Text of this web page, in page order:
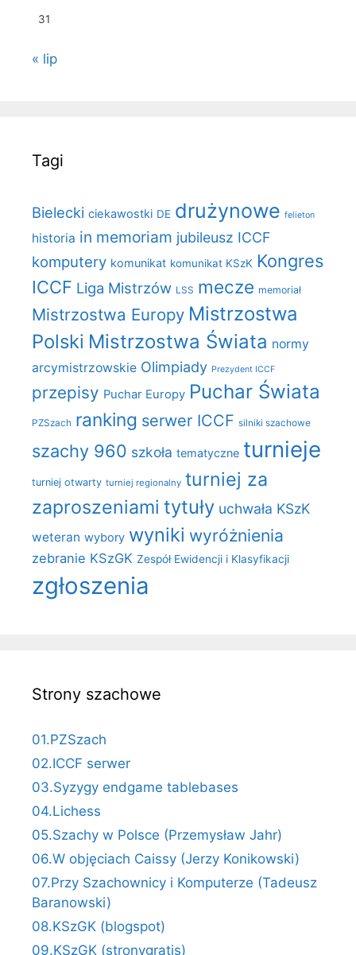
31
« lip
Tagi
Bielecki ciekawostki DE drużynowe felieton
historia in memoriam jubileusz ICCF
komputery komunikat komunikat KSzK Kongres
ICCF Liga Mistrzów LSS mecze memoriał
Mistrzostwa Europy Mistrzostwa
Polski Mistrzostwa Świata normy
arcymistrzowskie Olimpiady Prezydent ICCF
przepisy Puchar Europy Puchar Świata
PZSzach ranking serwer ICCF silniki szachowe
szachy 960 szkoła tematyczne turnieje
turniej otwarty turniej regionalny turniej za
zaproszeniami tytuły uchwała KSzK
weteran wybory wyniki wyróżnienia
zebranie KSzGK Zespół Ewidencji i Klasyfikacji
zgłoszenia
Strony szachowe
01.PZSzach
02.ICCF serwer
03.Syzygy endgame tablebases
04.Lichess
05.Szachy w Polsce (Przemysław Jahr)
06.W objęciach Caissy (Jerzy Konikowski)
07.Przy Szachownicy i Komputerze (Tadeusz
Baranowski)
08.KSzGK (blogspot)
09.KSzGK (stronygratis)